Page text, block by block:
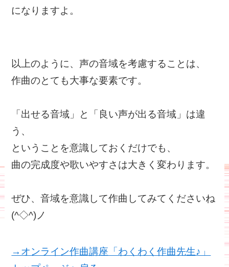
になりますよ。
以上のように、声の音域を考慮することは、
作曲のとても大事な要素です。
「出せる音域」と「良い声が出る音域」は違
う、
ということを意識しておくだけでも、
曲の完成度や歌いやすさは大きく変わります。
ぜひ、音域を意識して作曲してみてくださいね
(^◇^)ノ
→オンライン作曲講座「わくわく作曲先生♪」